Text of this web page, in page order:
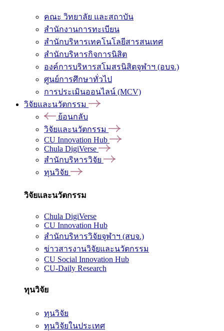
คณะ วิทยาลัย และสถาบัน
สำนักงานการทะเบียน
สำนักบริหารเทคโนโลยีสารสนเทศ
สำนักบริหารกิจการนิสิต
องค์การบริหารสโมสรนิสิตจุฬาฯ (อบจ.)
ศูนย์การศึกษาทั่วไป
การประเมินออนไลน์ (MCV)
วิจัยและนวัตกรรม
ย้อนกลับ
วิจัยและนวัตกรรม
CU Innovation Hub
Chula DigiVerse
สำนักบริหารวิจัย
ทุนวิจัย
วิจัยและนวัตกรรม
Chula DigiVerse
CU Innovation Hub
สำนักบริหารวิจัยจุฬาฯ (สบจ.)
ข่าวสารงานวิจัยและนวัตกรรม
CU Social Innovation Hub
CU-Daily Research
ทุนวิจัย
ทุนวิจัย
ทุนวิจัยในประเทศ